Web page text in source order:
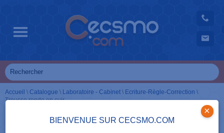
BIENVENUE SUR CECSMO.COM
×
Accueil \ Catalogue \ Laboratoire - Cabinet \ Ecriture-Règle-Correction \
Trousse ronde en cuir